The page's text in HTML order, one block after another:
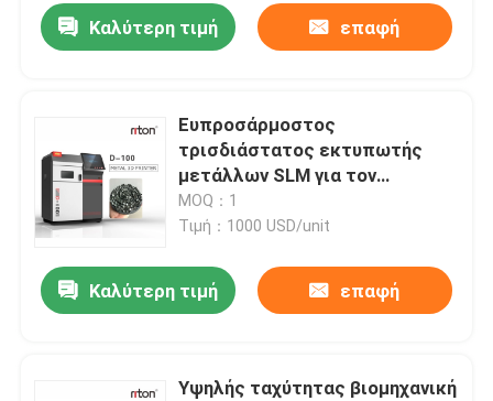
Σχετικά με εμάς
Επαφές
Προϊόντα
Καλύτερη τιμή επαφή
Ευπροσάρμοστος
τρισδιάστατος εκτυπωτής
μετάλλων SLM για τον
οδοντικό οδοντικό
τρισδιάστατο εκτυπωτή
MOQ：1
Τιμή：1000 USD/unit
Καλύτερη τιμή επαφή
Υψηλής ταχύτητας βιομηχανική